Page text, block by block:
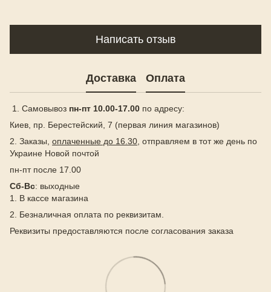
Написать отзыв
Доставка Оплата
1. Самовывоз пн-пт 10.00-17.00 по адресу:
Киев, пр. Берестейский, 7 (первая линия магазинов)
2. Заказы, оплаченные до 16.30, отправляем в тот же день по
Украине Новой почтой
пн-пт после 17.00
Сб-Вс: выходные
1. В кассе магазина
2. Безналичная оплата по реквизитам.
Реквизиты предоставляются после согласования заказа